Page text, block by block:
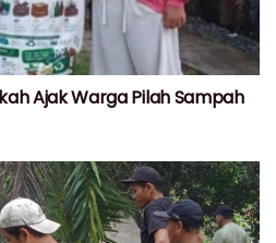
Ajak Warga Pilah Sampah